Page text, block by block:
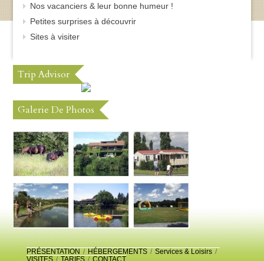
Nos vacanciers & leur bonne humeur !
Petites surprises à découvrir
Sites à visiter
Trip Advisor
Galerie De Photos
PRÉSENTATION / HÉBERGEMENTS / Services & Loisirs /
VISITES / TARIFS / CONTACT